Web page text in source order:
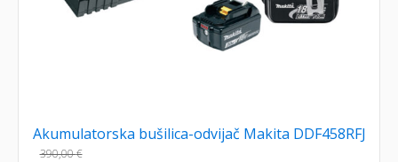
Akumulatorska bušilica-odvijač Makita DDF458RFJ
390,00€